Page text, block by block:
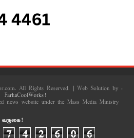
All Rights Reserved. | Web Solution by :
FarhaCoolWorks!
news website under the Mass Media Ministry
7 4 2 6 0 6